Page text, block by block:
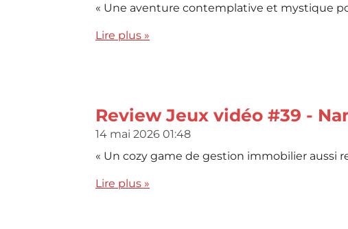
« Une aventure contemplative et mystique
Lire plus »
Review Jeux vidéo #39 -
14 mai 2026 01:48
« Un cozy game de gestion immobilier aussi
Lire plus »